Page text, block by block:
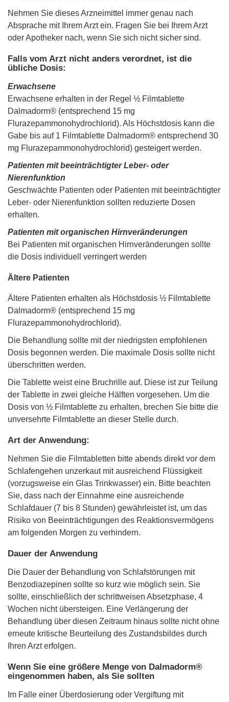
Nehmen Sie dieses Arzneimittel immer genau nach
Absprache mit Ihrem Arzt ein. Fragen Sie bei Ihrem Arzt
oder Apotheker nach, wenn Sie sich nicht sicher sind.
Falls vom Arzt nicht anders verordnet, ist die
übliche Dosis:
Erwachsene
Erwachsene erhalten in der Regel ½ Filmtablette
Dalmadorm® (entsprechend 15 mg
Flurazepammonohydrochlorid). Als Höchstdosis kann die
Gabe bis auf 1 Filmtablette Dalmadorm® entsprechend 30
mg Flurazepammonohydrochlorid) gesteigert werden.
Patienten mit beeinträchtigter Leber- oder
Nierenfunktion
Geschwächte Patienten oder Patienten mit beeinträchtigter
Leber- oder Nierenfunktion sollten reduzierte Dosen
erhalten.
Patienten mit organischen Hirnveränderungen
Bei Patienten mit organischen Hirnveränderungen sollte
die Dosis individuell verringert werden
Ältere Patienten
Ältere Patienten erhalten als Höchstdosis ½ Filmtablette
Dalmadorm® (entsprechend 15 mg
Flurazepammonohydrochlorid).
Die Behandlung sollte mit der niedrigsten empfohlenen
Dosis begonnen werden. Die maximale Dosis sollte nicht
überschritten werden.
Die Tablette weist eine Bruchrille auf. Diese ist zur Teilung
der Tablette in zwei gleiche Hälften vorgesehen. Um die
Dosis von ½ Filmtablette zu erhalten, brechen Sie bitte die
unversehrte Filmtablette an dieser Stelle durch.
Art der Anwendung:
Nehmen Sie die Filmtabletten bitte abends direkt vor dem
Schlafengehen unzerkaut mit ausreichend Flüssigkeit
(vorzugsweise ein Glas Trinkwasser) ein. Bitte beachten
Sie, dass nach der Einnahme eine ausreichende
Schlafdauer (7 bis 8 Stunden) gewährleistet ist, um das
Risiko von Beeinträchtigungen des Reaktionsvermögens
am folgenden Morgen zu verhindern.
Dauer der Anwendung
Die Dauer der Behandlung von Schlafstörungen mit
Benzodiazepinen sollte so kurz wie möglich sein. Sie
sollte, einschließlich der schrittweisen Absetzphase, 4
Wochen nicht übersteigen. Eine Verlängerung der
Behandlung über diesen Zeitraum hinaus sollte nicht ohne
erneute kritische Beurteilung des Zustandsbildes durch
Ihren Arzt erfolgen.
Wenn Sie eine größere Menge von Dalmadorm®
eingenommen haben, als Sie sollten
Im Falle einer Überdosierung oder Vergiftung mit